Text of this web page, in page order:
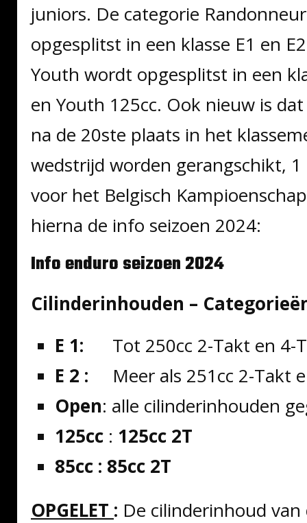
juniors. De categorie
opgesplitst in een klasse E1 en
Youth wordt opgesplitst in een
en Youth 125cc. Ook nieuw is
na de 20ste plaats in het
wedstrijd worden gerangschikt,
voor het Belgisch
hierna de info seizoen 2024:
Info enduro seizoen 2024
Cilinderinhouden –
E 1: Tot 250cc 2-Takt en 4-
E 2 : Meer als 251cc 2-Takt
Open: alle cilinderinhouden
125cc : 125cc 2T
85cc : 85cc 2T
OPGELET : De cilinderinhoud